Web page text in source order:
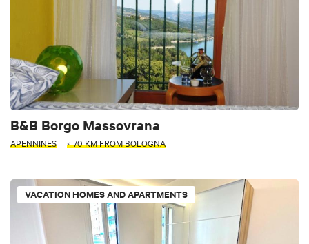
B&B Borgo Massovrana
APENNINES < 70 KM FROM BOLOGNA
VACATION HOMES AND APARTMENTS